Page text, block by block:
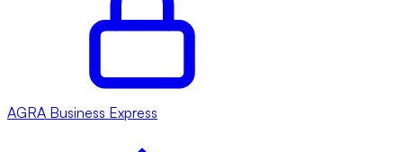
AGRA Business Express